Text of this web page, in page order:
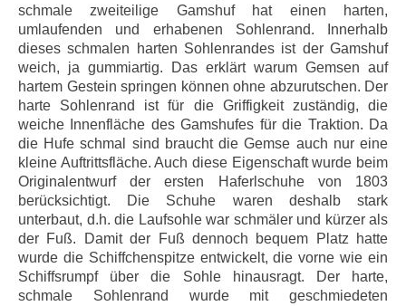
schmale zweiteilige Gamshuf hat einen harten,
umlaufenden und erhabenen Sohlenrand. Innerhalb
dieses schmalen harten Sohlenrandes ist der Gamshuf
weich, ja gummiartig. Das erklärt warum Gemsen auf
hartem Gestein springen können ohne abzurutschen. Der
harte Sohlenrand ist für die Griffigkeit zuständig, die
weiche Innenfläche des Gamshufes für die Traktion. Da
die Hufe schmal sind braucht die Gemse auch nur eine
kleine Auftrittsfläche. Auch diese Eigenschaft wurde beim
Originalentwurf der ersten Haferlschuhe von 1803
berücksichtigt. Die Schuhe waren deshalb stark
unterbaut, d.h. die Laufsohle war schmäler und kürzer als
der Fuß. Damit der Fuß dennoch bequem Platz hatte
wurde die Schiffchenspitze entwickelt, die vorne wie ein
Schiffsrumpf über die Sohle hinausragt. Der harte,
schmale Sohlenrand wurde mit geschmiedeten